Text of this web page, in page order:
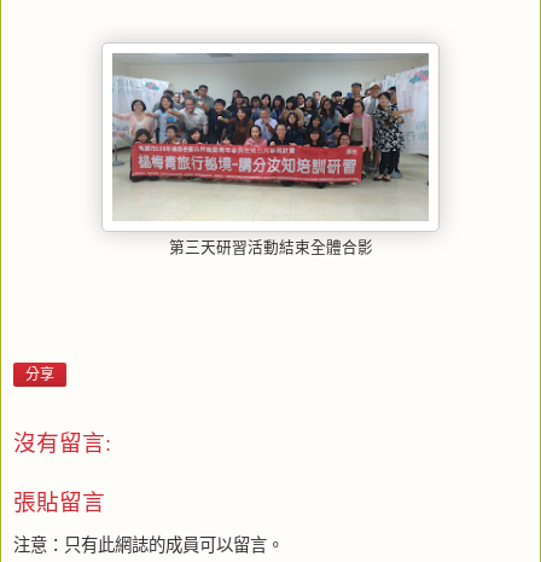
第三天研習活動結束全體合影
分享
沒有留言:
張貼留言
注意：只有此網誌的成員可以留言。